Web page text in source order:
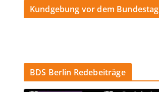
Kundgebung vor dem Bundestag
BDS Berlin Redebeiträge